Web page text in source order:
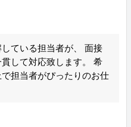
ている担当者が、 面接
して対応致します。 希
担当者がぴったりのお仕